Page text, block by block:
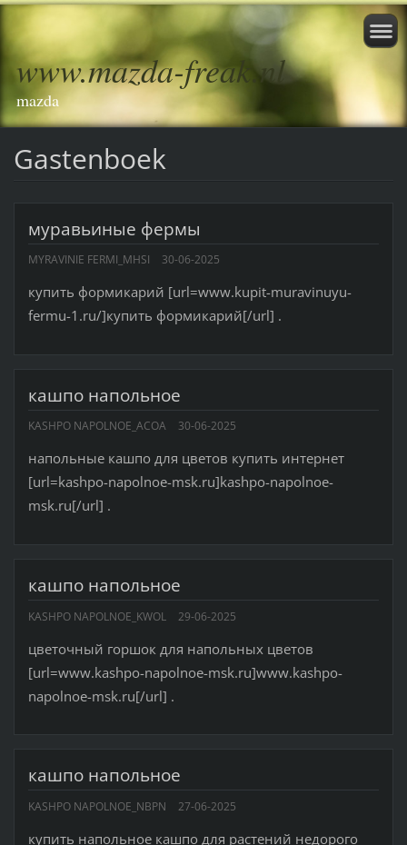
www.mazda-freak.nl
mazda
Gastenboek
муравьиные фермы
MYRAVINIE FERMI_MHSI 30-06-2025
купить формикарий [url=www.kupit-muravinuyu-
fermu-1.ru/]купить формикарий[/url] .
кашпо напольное
KASHPO NAPOLNOE_ACOA 30-06-2025
напольные кашпо для цветов купить интернет
[url=kashpo-napolnoe-msk.ru]kashpo-napolnoe-
msk.ru[/url] .
кашпо напольное
KASHPO NAPOLNOE_KWOL 29-06-2025
цветочный горшок для напольных цветов
[url=www.kashpo-napolnoe-msk.ru]www.kashpo-
napolnoe-msk.ru[/url] .
кашпо напольное
KASHPO NAPOLNOE_NBPN 27-06-2025
купить напольное кашпо для растений недорого